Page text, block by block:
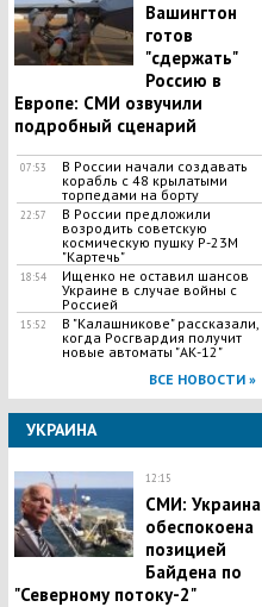
​Вашингтон
готов
"сдержать"
Россию в
Европе: СМИ озвучили
подробный сценарий
07:53
В России начали создавать
корабль с 48 крылатыми
торпедами на борту
22:57
В России предложили
возродить советскую
космическую пушку Р-23М
"Картечь"
18:54
Ищенко не оставил шансов
Украине в случае войны с
Россией
15:52
В "Калашникове" рассказали,
когда Росгвардия получит
новые автоматы "АК-12"
ВСЕ НОВОСТИ »
УКРАИНА
12:15
​СМИ: Украина
обеспокоена
позицией
Байдена по
"Северному потоку-2"